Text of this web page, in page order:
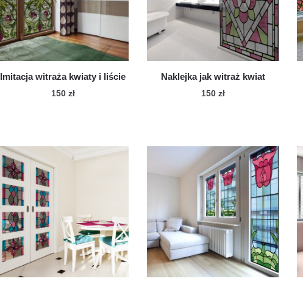
Imitacja witraża kwiaty i liście
150 zł
Naklejka jak witraż kwiat
150 zł